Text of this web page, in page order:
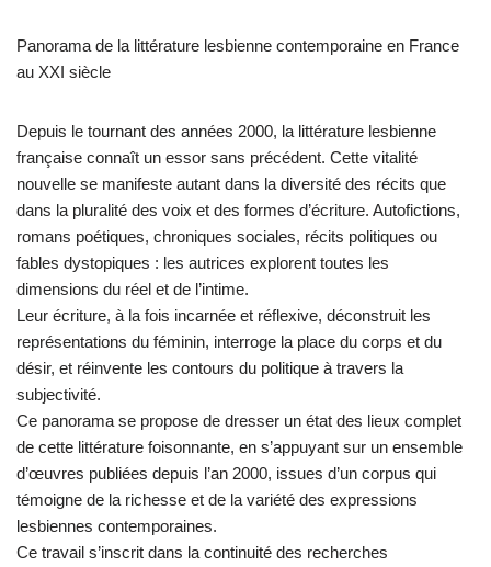
Panorama de la littérature lesbienne contemporaine en France
au XXI siècle
Depuis le tournant des années 2000, la littérature lesbienne
française connaît un essor sans précédent. Cette vitalité
nouvelle se manifeste autant dans la diversité des récits que
dans la pluralité des voix et des formes d’écriture. Autofictions,
romans poétiques, chroniques sociales, récits politiques ou
fables dystopiques : les autrices explorent toutes les
dimensions du réel et de l’intime.
Leur écriture, à la fois incarnée et réflexive, déconstruit les
représentations du féminin, interroge la place du corps et du
désir, et réinvente les contours du politique à travers la
subjectivité.
Ce panorama se propose de dresser un état des lieux complet
de cette littérature foisonnante, en s’appuyant sur un ensemble
d’œuvres publiées depuis l’an 2000, issues d’un corpus qui
témoigne de la richesse et de la variété des expressions
lesbiennes contemporaines.
Ce travail s’inscrit dans la continuité des recherches